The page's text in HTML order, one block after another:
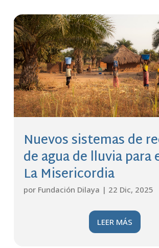
Nuevos sistemas de
de agua de lluvia para
La Misericordia
por Fundación Dilaya | 22 Dic, 2025
LEER MÁS